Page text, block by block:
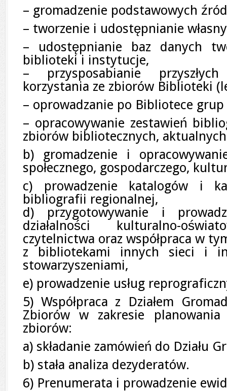
– gromadzenie podstawowych
– tworzenie i udostępnianie
– udostępnianie baz danych
biblioteki i instytucje,
– przysposabianie
korzystania ze zbiorów Biblioteki
– oprowadzanie po Bibliotece
– opracowywanie zestawień
zbiorów bibliotecznych,
b) gromadzenie i
społecznego, gospodarczego,
c) prowadzenie katalogów i
bibliografii regionalnej,
d) przygotowywanie i
działalności kulturalno-
czytelnictwa oraz współpraca w
z bibliotekami innych sieci i
stowarzyszeniami,
e) prowadzenie usług
5) Współpraca z Działem
Zbiorów w zakresie
zbiorów:
a) składanie zamówień do Działu
b) stała analiza dezyderatów.
6) Prenumerata i prowadzenie